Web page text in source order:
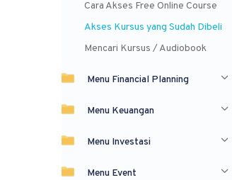
Cara Akses Free Online Course
Akses Kursus yang Sudah Dibeli
Mencari Kursus / Audiobook
Menu Financial Planning
Menu Keuangan
Menu Investasi
Menu Event